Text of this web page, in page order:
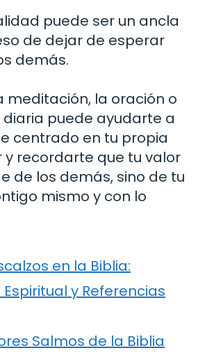
puede ser un ancla
de dejar de esperar
demás.
meditación, la oración o
diaria puede ayudarte a
centrado en tu propia
y recordarte que tu valor
de los demás, sino de tu
mismo y con lo
en la Biblia:
y Referencias
Salmos de la Biblia